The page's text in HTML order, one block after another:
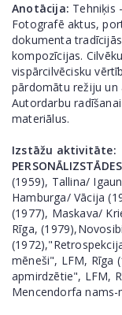
Anotācija: Tehniķis
Fotografē aktus,
dokumenta
kompozīcijas.
vispārcilvēcisku
pārdomātu režiju un
Autordarbu
materiālus.
Izstāžu aktivitāte:
PERSONĀLIZSTĀDES
(1959), Tallina/
Hamburga/ Vācija
(1977), Maskava/
Rīga,
mēneši", LFM, Rīga
apmirdzētie", LFM,
Mencendorfa nams-